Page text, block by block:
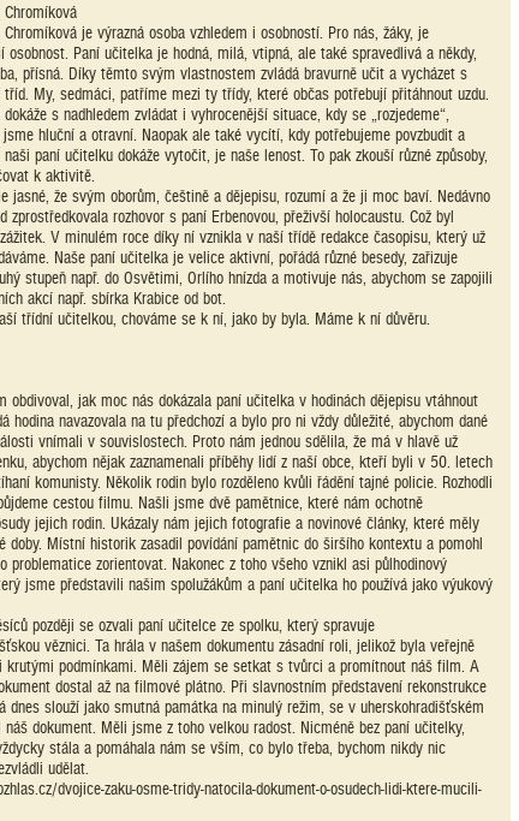
je výrazná osoba vzhledem i osobností. Pro nás, žáky, je
osobnost. Paní učitelka je hodná, milá, vtipná, ale také spravedlivá a někdy,
přísná. Díky těmto svým vlastnostem zvládá bravurně učit a vycházet s
My, sedmáci, patříme mezi ty třídy, které občas potřebují přitáhnout uzdu.
s nadhledem zvládat i vyhrocenější situace, kdy se „rozjedeme“,
hluční a otravní. Naopak ale také vycítí, kdy potřebujeme povzbudit a
paní učitelku dokáže vytočit, je naše lenost. To pak zkouší různé způsoby,
k aktivitě.
jasné, že svým oborům, češtině a dějepisu, rozumí a že ji moc baví. Nedávno
zprostředkovala rozhovor s paní Erbenovou, přeživší holocaustu. Což byl
V minulém roce díky ní vznikla v naší třídě redakce časopisu, který už
Naše paní učitelka je velice aktivní, pořádá různé besedy, zařizuje
stupeň např. do Osvětimi, Orlího hnízda a motivuje nás, abychom se zapojili
akcí např. sbírka Krabice od bot.
třídní učitelkou, chováme se k ní, jako by byla. Máme k ní důvěru.
obdivoval, jak moc nás dokázala paní učitelka v hodinách dějepisu vtáhnout
hodina navazovala na tu předchozí a bylo pro ni vždy důležité, abychom dané
vnímali v souvislostech. Proto nám jednou sdělila, že má v hlavě už
abychom nějak zaznamenali příběhy lidí z naší obce, kteří byli v 50. letech
komunisty. Několik rodin bylo rozděleno kvůli řádění tajné policie. Rozhodli
cestou filmu. Našli jsme dvě pamětnice, které nám ochotně
jejich rodin. Ukázaly nám jejich fotografie a novinové články, které měly
doby. Místní historik zasadil povídání pamětnic do širšího kontextu a pomohl
problematice zorientovat. Nakonec z toho všeho vznikl asi půlhodinový
jsme představili našim spolužákům a paní učitelka ho používá jako výukový
později se ozvali paní učitelce ze spolku, který spravuje
věznici. Ta hrála v našem dokumentu zásadní roli, jelikož byla veřejně
krutými podmínkami. Měli zájem se setkat s tvůrci a promítnout náš film. A
dostal až na filmové plátno. Při slavnostním představení rekonstrukce
dnes slouží jako smutná památka na minulý režim, se v uherskohradišťském
dokument. Měli jsme z toho velkou radost. Nicméně bez paní učitelky,
stála a pomáhala nám se vším, co bylo třeba, bychom nikdy nic
udělat.
dvojice-zaku-osme-tridy-natocila-dokument-o-osudech-lidi-ktere-mucili-